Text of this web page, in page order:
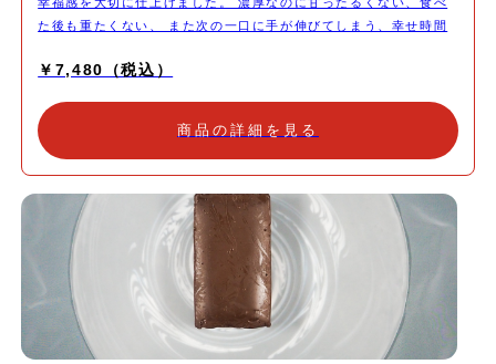
た後も重たくない、 また次の一口に手が伸びてしまう、幸せ時間
製造)、砂糖、ココアバター、/乳化剤、香料、(一部に乳成分・大
ません。 ※本品製造場では、小麦・卵・乳製品を使用した製品を
生産しています。 ◎西尾抹茶 日本有数の産地、愛知県西尾産の抹
広がるほど濃厚に、 でも苦すぎない配合を編み出しました。 抹茶
は明治時代から続く茶園を営む製造メーカーから直接仕入れている
ため、 惜しみなく贅沢に使用しております。 [原材料名] ホワイト
チョコ(ココアバター(外国製造または国内製造)、砂糖、全脂粉乳/
乳化剤、香料(一部に乳成分・大豆を含む))、卵、生乳、抹茶、キ
ビ糖 ※写真の抹茶パウダーのトッピングはありません。 ※小麦粉
は使用しておりません。 ※本品製造場では、小麦・卵・乳製品を
￥7,480（税込）
商品の詳細を見る